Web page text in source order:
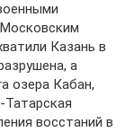
Казань в
а
озера Кабан,
восстаний в